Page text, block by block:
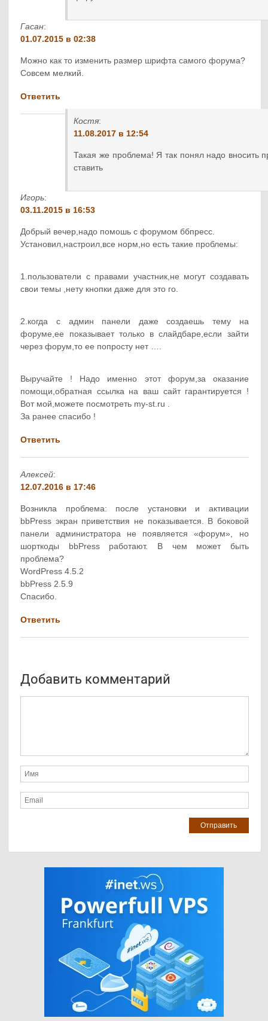
Гасан:
01.07.2015 в 02:38
Можно как то изменить размер шрифта самого форума?
Совсем мелкий.
Ответить
Костя:
11.08.2017 в 12:54
Такая же проблема! Я так понял надо вносить
ставить
Игорь:
03.11.2015 в 16:53
Добрый вечер,надо помошь с форумом ббпресс.
Установил,настроил,все норм,но есть такие проблемы:
1.пользователи с правами участник,не могут создавать
свои темы ,нету кнопки даже для это го.
2.когда с админ панели даже создаешь тему на
форуме,ее показывает только в слайдбаре,если зайти
через форум,то ее попросту нет ….
Выручайте ! Надо именно этот форум,за оказание
помощи,обратная ссылка на ваш сайт гарантируется !
Вот мой,можете посмотреть my-st.ru .
За ранее спасибо !
Ответить
Алексей:
12.07.2016 в 17:46
Возникла проблема: после установки и активации
bbPress экран приветствия не показывается. В боковой
панели администратора не появляется «форум», но
шорткоды bbPress работают. В чем может быть
проблема?
WordPress 4.5.2
bbPress 2.5.9
Спасибо.
Ответить
Добавить комментарий